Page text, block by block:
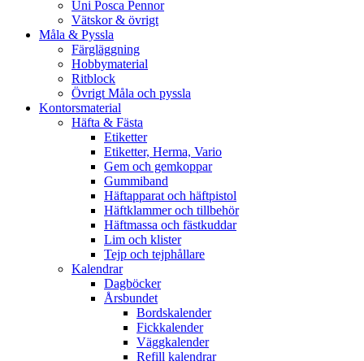
Uni Posca Pennor
Vätskor & övrigt
Måla & Pyssla
Färgläggning
Hobbymaterial
Ritblock
Övrigt Måla och pyssla
Kontorsmaterial
Häfta & Fästa
Etiketter
Etiketter, Herma, Vario
Gem och gemkoppar
Gummiband
Häftapparat och häftpistol
Häftklammer och tillbehör
Häftmassa och fästkuddar
Lim och klister
Tejp och tejphållare
Kalendrar
Dagböcker
Årsbundet
Bordskalender
Fickkalender
Väggkalender
Refill kalendrar